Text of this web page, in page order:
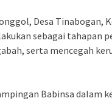
Desa Tinabogan,
sebagai tahapan
serta mencegah
Babinsa dalam